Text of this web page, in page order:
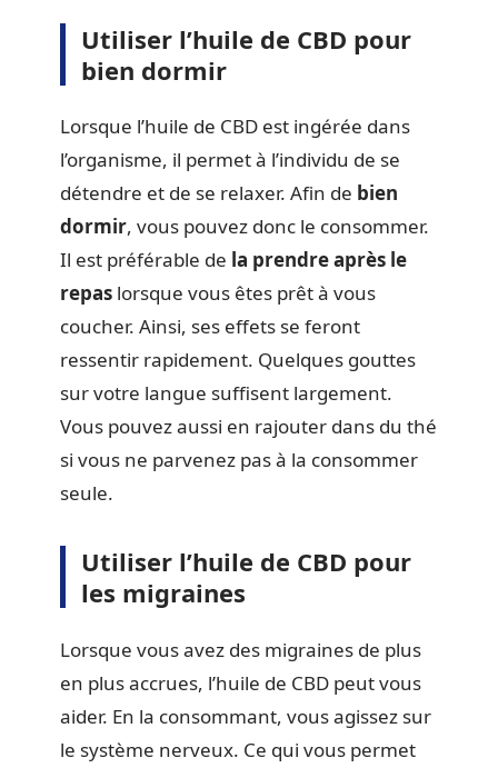
Utiliser l’huile de CBD pour
bien dormir
Lorsque l’huile de CBD est ingérée dans
l’organisme, il permet à l’individu de se
détendre et de se relaxer. Afin de bien
dormir, vous pouvez donc le consommer.
Il est préférable de la prendre après le
repas lorsque vous êtes prêt à vous
coucher. Ainsi, ses effets se feront
ressentir rapidement. Quelques gouttes
sur votre langue suffisent largement.
Vous pouvez aussi en rajouter dans du thé
si vous ne parvenez pas à la consommer
seule.
Utiliser l’huile de CBD pour
les migraines
Lorsque vous avez des migraines de plus
en plus accrues, l’huile de CBD peut vous
aider. En la consommant, vous agissez sur
le système nerveux. Ce qui vous permet